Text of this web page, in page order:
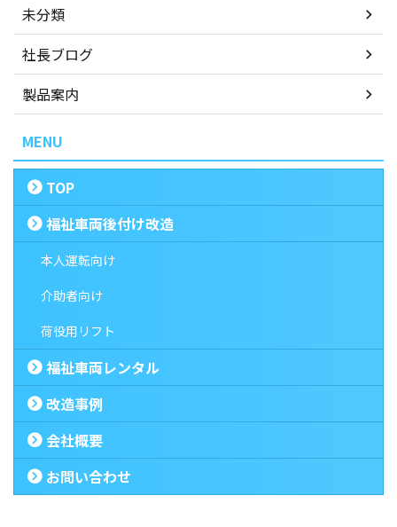
未分類
社長ブログ
製品案内
MENU
TOP
福祉車両後付け改造
本人運転向け
介助者向け
荷役用リフト
福祉車両レンタル
改造事例
会社概要
お問い合わせ